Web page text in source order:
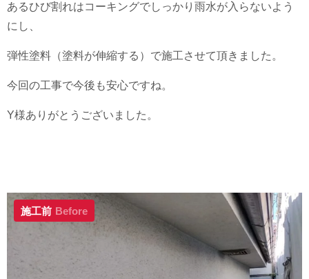
あるひび割れはコーキングでしっかり雨水が入らないよう
にし、
弾性塗料（塗料が伸縮する）で施工させて頂きました。
今回の工事で今後も安心ですね。
Y様ありがとうございました。
施工前 Before